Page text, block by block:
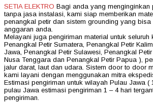
SETIA ELEKTRO Bagi anda yang menginginkan
tanpa jasa instalasi, kami siap memberikan
penangkal petir dan sistem grounding yang
anggaran anda.
Melayani juga pengiriman material untuk seluruh
Penangkal Petir Sumatera, Penangkal Petir
Jawa, Penangkal Petir Sulawesi, Penangkal
Nusa Tenggara dan Penangkal Petir Papua ),
jalur darat, laut dan udara. Sistem door to door
kami layani dengan menggunakan mitra
Estimasi pengiriman untuk wilayah Pulau Jawa (
pulau Jawa estimasi pengiriman 1 – 4 hari
pengiriman.